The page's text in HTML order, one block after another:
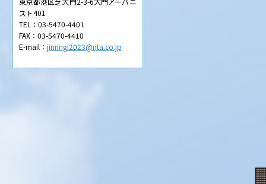
スト401
TEL：03-5470-4401
FAX：03-5470-4410
E-mail： jinringi2023@nta.co.jp